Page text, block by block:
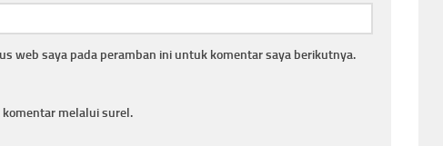
web saya pada peramban ini untuk komentar saya berikutnya.
melalui surel.